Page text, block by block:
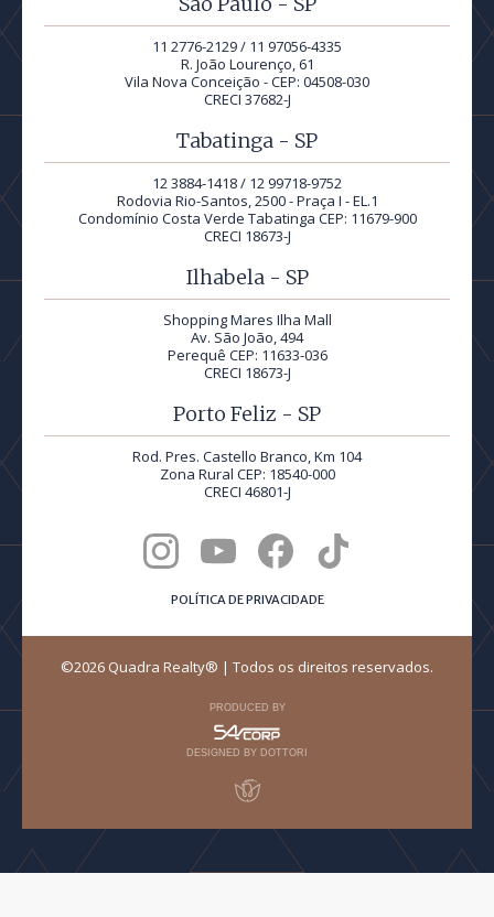
11 2776-2129 / 11 97056-4335
R. João Lourenço, 61
Vila Nova Conceição - CEP: 04508-030
CRECI 37682-J
Tabatinga - SP
12 3884-1418 / 12 99718-9752
Rodovia Rio-Santos, 2500 - Praça I - EL.1
Condomínio Costa Verde Tabatinga CEP: 11679-900
CRECI 18673-J
Ilhabela - SP
Shopping Mares Ilha Mall
Av. São João, 494
Perequê CEP: 11633-036
CRECI 18673-J
Porto Feliz - SP
Rod. Pres. Castello Branco, Km 104
Zona Rural CEP: 18540-000
CRECI 46801-J
POLÍTICA DE PRIVACIDADE
©2026 Quadra Realty® | Todos os direitos reservados.
PRODUCED BY
DESIGNED BY DOTTORI